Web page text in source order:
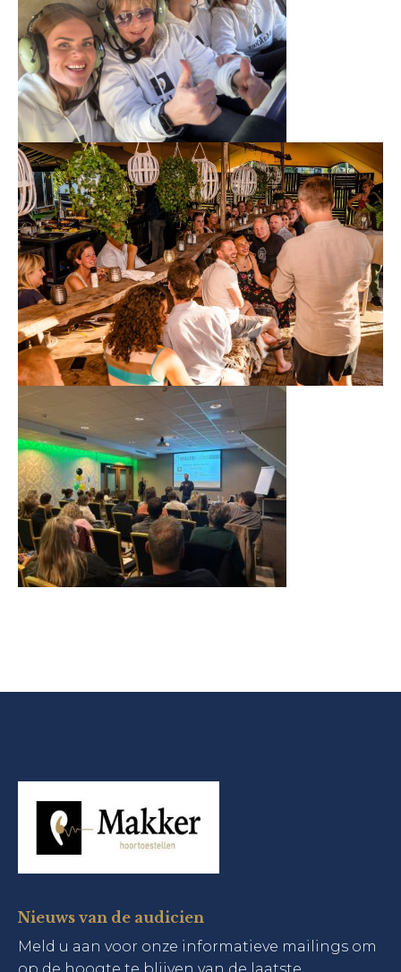
Nieuws van de audicien
Meld u aan voor onze informatieve mailings om